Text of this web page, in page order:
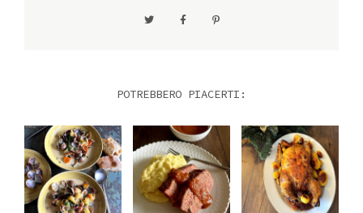
POTREBBERO PIACERTI: